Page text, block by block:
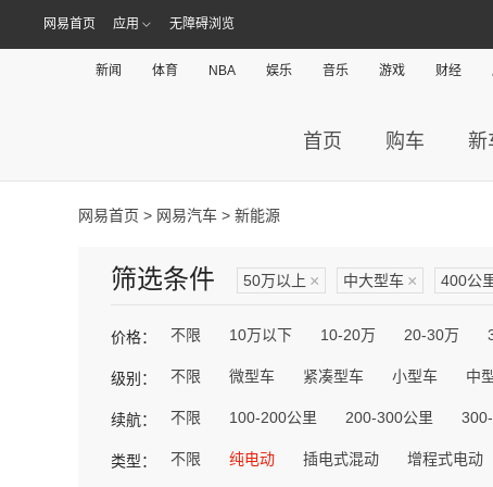
网易首页 应用 无障碍浏览
新闻 体育 NBA 娱乐 音乐 游戏 财经
首页 购车 新
网易首页 > 网易汽车 > 新能源
筛选条件 50万以上 × 中大型车 × 400公
价格： 不限 10万以下 10-20万 20-30万
级别： 不限 微型车 紧凑型车 小型车 中
续航： 不限 100-200公里 200-300公里
类型： 不限 纯电动 插电式混动 增程式电动